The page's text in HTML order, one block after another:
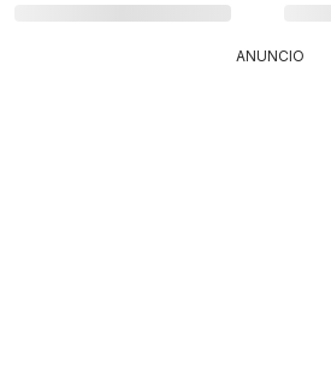
ANUNCIO